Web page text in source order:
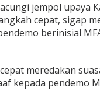
jempol upaya
cepat, sigap
berinisial
meredakan
kepada pendemo